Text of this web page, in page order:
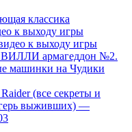
классика
к выходу игры
к выходу игры
армагеддон №2.
машинки на Чудики
(все секреты и
выживших) —